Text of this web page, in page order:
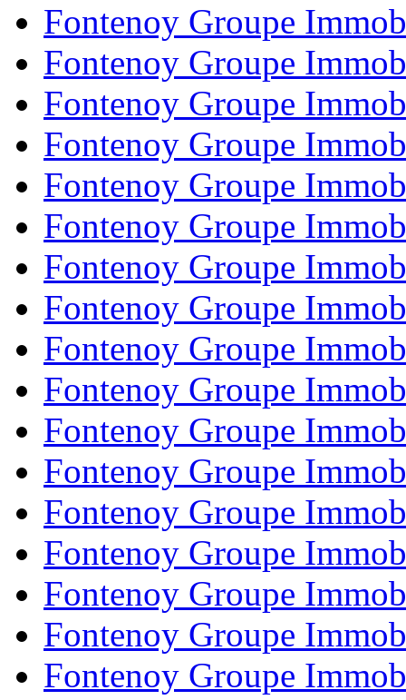
Fontenoy Groupe
Fontenoy Groupe
Fontenoy Groupe
Fontenoy Groupe
Fontenoy Groupe
Fontenoy Groupe
Fontenoy Groupe
Fontenoy Groupe
Fontenoy Groupe
Fontenoy Groupe
Fontenoy Groupe
Fontenoy Groupe
Fontenoy Groupe
Fontenoy Groupe
Fontenoy Groupe
Fontenoy Groupe
Fontenoy Groupe